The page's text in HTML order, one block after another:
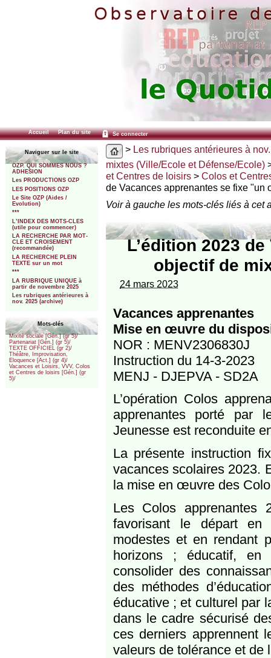
Accueil Plan du site Se connecter
Naviguer sur le site
OZP. QUI SOMMES NOUS ?
ADHESION
Les PRODUCTIONS OZP
LES POSITIONS OZP
Le Site OZP (Aides /
Evolution)
***
L’INDEX DES MOTS-CLES
(utile pour commencer)
LA RECHERCHE PAR MOT-
CLE ET CROISEMENT
(recommandée)
LA RECHERCHE PLEIN
TEXTE sur un mot
***
LA RUBRIQUE UNIQUE à
partir de novembre 2025
Les rubriques antérieures à
nov. 2025 (archive)
Mots-clés
Mixité sociale [Gén.] (gr 5)/
Partenariat [Gén.] (gr 5)/
TEXTE OFFICIEL (gr 2)/
Théâtre, Improvisation,
Eloquence [Act.] (gr 4)/
Vacances et Loisirs, VVV, Colos
et Centres de loisirs [Gén.] (gr
5)/
> Les rubriques antérieures à
mixtes (Ville/Ecole et Défense/Ecole)
et Centres de loisirs> Colos et
de Vacances apprenantes se fixe
Voir à gauche les mots-clés liés à cet
L’édition 2023
objectif de
24 mars 2023
Vacances apprenantes
Mise en œuvre du
NOR : MENV2306830J
Instruction du 14-3-2023
MENJ - DJEPVA - SD2A
L’opération Colos
apprenantes porté par
Jeunesse est reconduite
La présente instruction
vacances scolaires 2023.
la mise en œuvre des
Les Colos apprenantes
favorisant le départ en
modestes et en rendant
horizons ; éducatif, en
consolider des
des méthodes
éducative ; et culturel par
dans le cadre sécurisé
ces derniers apprennent
valeurs de tolérance et de